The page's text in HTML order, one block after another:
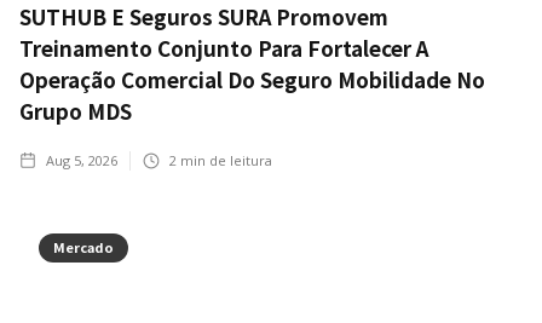
SUTHUB E Seguros SURA Promovem
Treinamento Conjunto Para Fortalecer A
Operação Comercial Do Seguro Mobilidade No
Grupo MDS
Aug 5, 2026 2 min de leitura
Mercado